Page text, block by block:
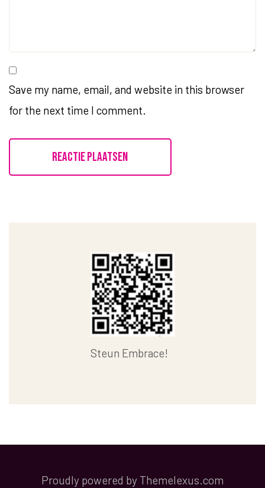
Save my name, email, and website in this browser
for the next time I comment.
Steun Embrace!
Proudly powered by Themelexus.com